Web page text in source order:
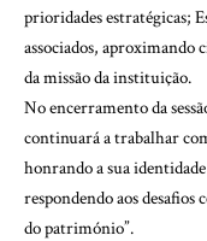
prioridades estratégicas;
associados, aproximando
da missão da instituição.
No encerramento da
continuará a trabalhar
honrando a sua
respondendo aos desafios
do património”.